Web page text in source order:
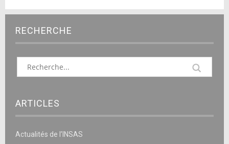
RECHERCHE
ARTICLES
Actualités de l’INSAS